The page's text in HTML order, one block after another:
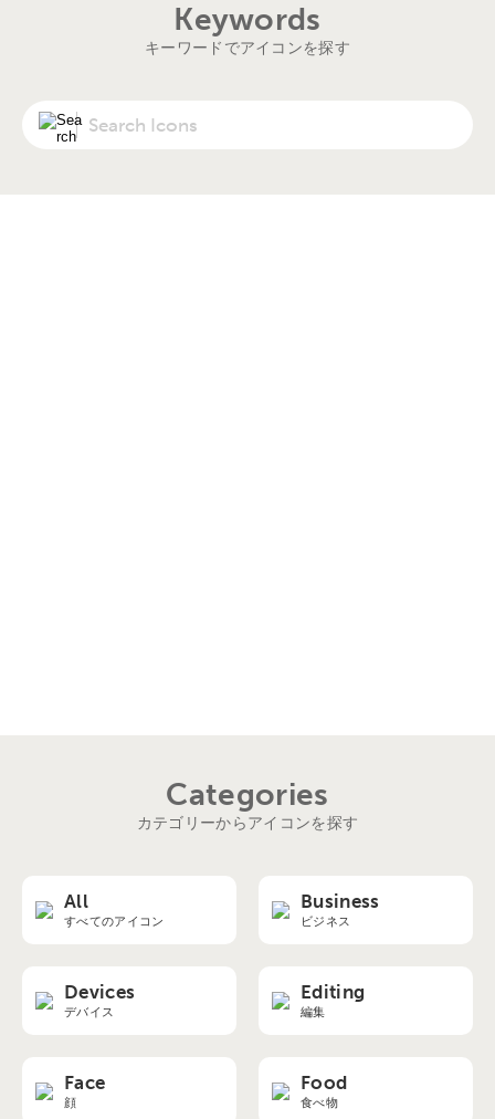
Keywords
キーワードでアイコンを探す
Categories
カテゴリーからアイコンを探す
All
すべてのアイコン
Business
ビジネス
Devices
デバイス
Editing
編集
Face
顔
Food
食べ物